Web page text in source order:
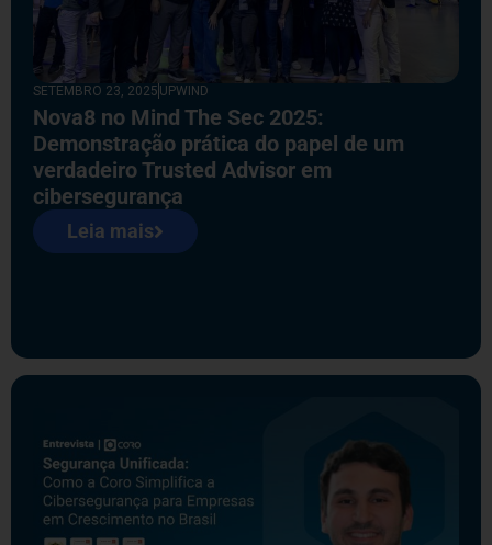
SETEMBRO 23, 2025 UPWIND
Nova8 no Mind The Sec 2025:
Demonstração prática do papel de um
verdadeiro Trusted Advisor em
cibersegurança
Leia mais